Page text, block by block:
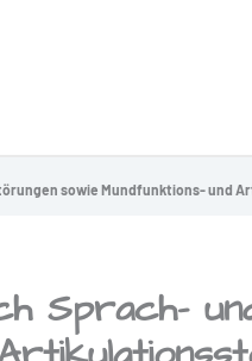
sowie Mundfunktions- und
Sprach-